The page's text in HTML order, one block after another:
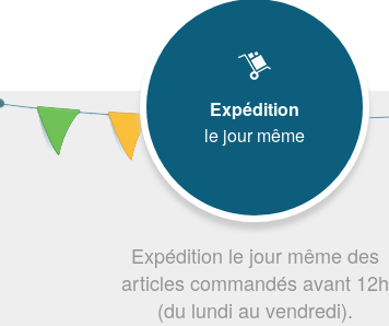
Expédition
le jour même
Expédition le jour même des
articles commandés avant 12h
(du lundi au vendredi).